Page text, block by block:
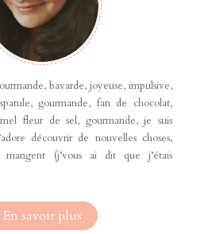
bavarde, joyeuse, impulsive,
gourmande, fan de chocolat,
fleur de sel, gourmande, je suis
découvrir de nouvelles choses,
(j’vous ai dit que j’étais
En savoir plus